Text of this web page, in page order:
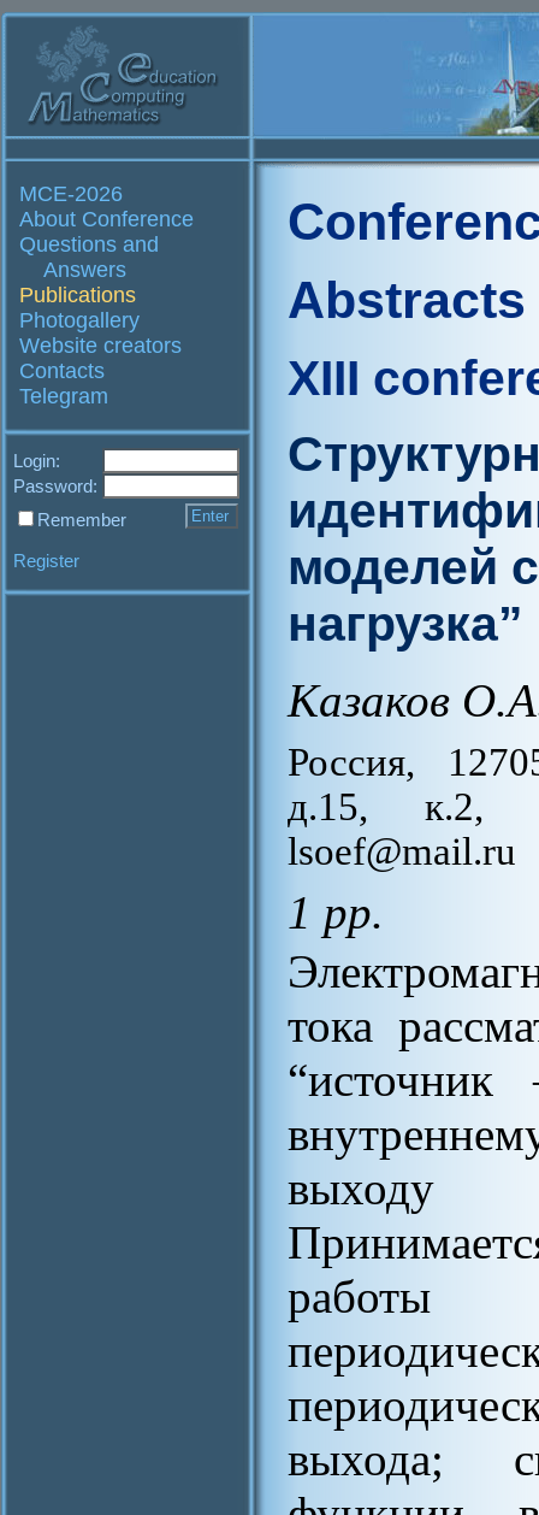
MCE-2026
About Conference
Questions and
Answers
Publications
Photogallery
Website creators
Contacts
Telegram
Login:
Password:
Remember
Register
Abstracts
XIII
моделей
нагрузка”
Казаков
Россия,
д.15, к.2,
lsoef@mail.ru
1 pp.
тока
выходу
работы
выхода;